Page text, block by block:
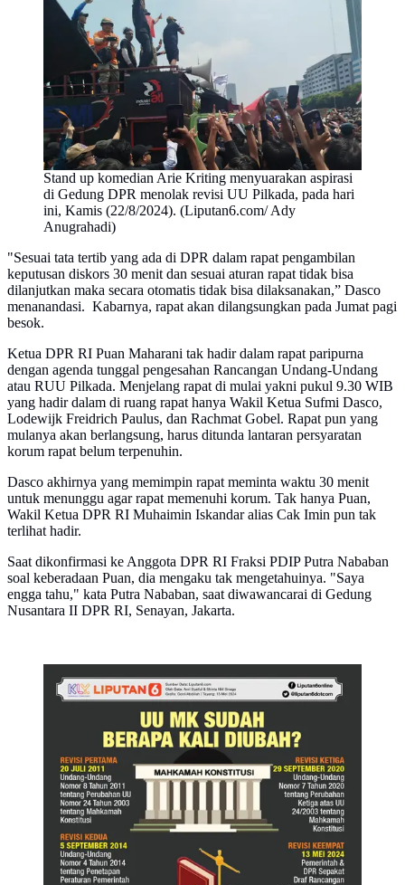
Stand up komedian Arie Kriting menyuarakan aspirasi
di Gedung DPR menolak revisi UU Pilkada, pada hari
ini, Kamis (22/8/2024). (Liputan6.com/ Ady
Anugrahadi)
"Sesuai tata tertib yang ada di DPR dalam rapat pengambilan
keputusan diskors 30 menit dan sesuai aturan rapat tidak bisa
dilanjutkan maka secara otomatis tidak bisa dilaksanakan,” Dasco
menanandasi. Kabarnya, rapat akan dilangsungkan pada Jumat pagi
besok.
Ketua DPR RI Puan Maharani tak hadir dalam rapat paripurna
dengan agenda tunggal pengesahan Rancangan Undang-Undang
atau RUU Pilkada. Menjelang rapat di mulai yakni pukul 9.30 WIB
yang hadir dalam di ruang rapat hanya Wakil Ketua Sufmi Dasco,
Lodewijk Freidrich Paulus, dan Rachmat Gobel. Rapat pun yang
mulanya akan berlangsung, harus ditunda lantaran persyaratan
korum rapat belum terpenuhin.
Dasco akhirnya yang memimpin rapat meminta waktu 30 menit
untuk menunggu agar rapat memenuhi korum. Tak hanya Puan,
Wakil Ketua DPR RI Muhaimin Iskandar alias Cak Imin pun tak
terlihat hadir.
Saat dikonfirmasi ke Anggota DPR RI Fraksi PDIP Putra Nababan
soal keberadaan Puan, dia mengaku tak mengetahuinya. "Saya
engga tahu," kata Putra Nababan, saat diwawancarai di Gedung
Nusantara II DPR RI, Senayan, Jakarta.